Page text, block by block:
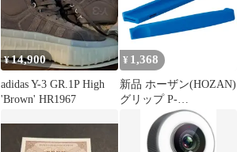
¥14,900
adidas Y-3 GR.1P High
'Brown' HR1967
¥ 1,368
新品 ホーザン(HOZAN)
グリップ P-
960/963/967/968用 P-